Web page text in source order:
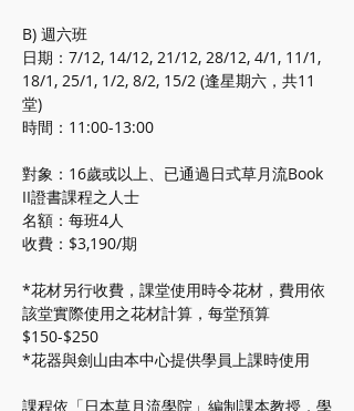
B) 週六班
日期：7/12, 14/12, 21/12, 28/12, 4/1, 11/1,
18/1, 25/1, 1/2, 8/2, 15/2 (逢星期六，共11
堂)
時間：11:00-13:00
對象：16歲或以上、已通過日式草月流Book
II證書課程之人士
名額：每班4人
收費：$3,190/期
*花材另行收費，課堂使用時令花材，費用依
該堂實際使用之花材計算，每堂預算
$150-$250
*花器與劍山由本中心提供學員上課時使用
課程依「日本草月流學院」編制課本教授，學